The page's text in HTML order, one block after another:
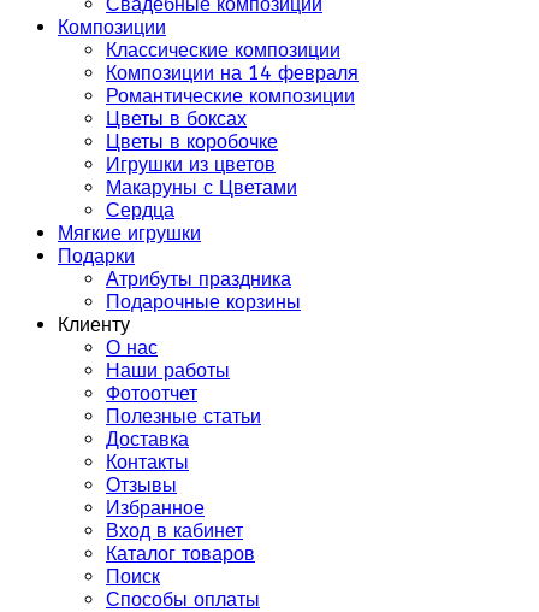
Композиции
Классические композиции
Композиции на 14 февраля
Романтические композиции
Цветы в боксах
Цветы в коробочке
Игрушки из цветов
Макаруны с Цветами
Сердца
Мягкие игрушки
Подарки
Атрибуты праздника
Подарочные корзины
Клиенту
О нас
Наши работы
Фотоотчет
Полезные статьи
Доставка
Контакты
Отзывы
Избранное
Вход в кабинет
Каталог товаров
Поиск
Способы оплаты